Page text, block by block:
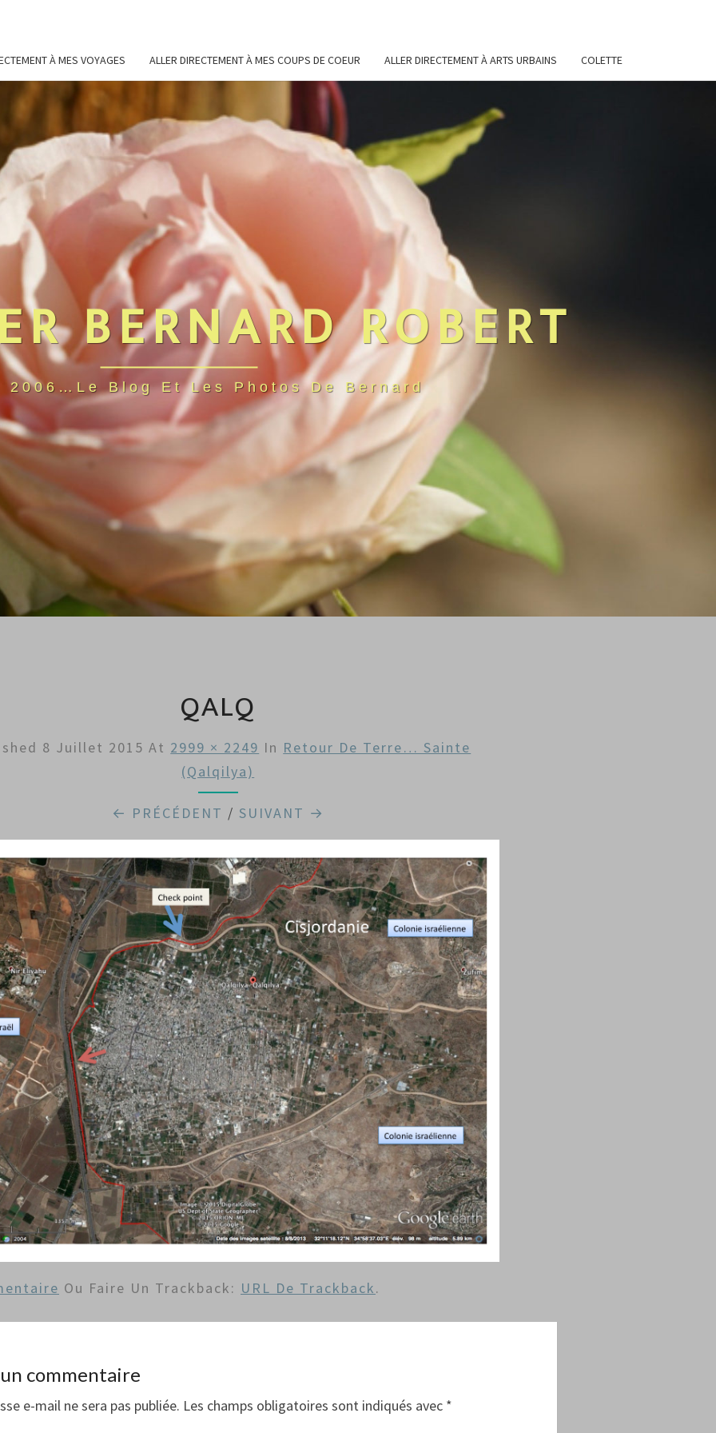
À MES VOYAGES ALLER DIRECTEMENT À MES COUPS DE COEUR ALLER DIRECTEMENT À ARTS URBAINS COLETTE
BERNARD ROBERT
2006…Le Blog Et Les Photos De Bernard
QALQ
8 Juillet 2015 At 2999 × 2249 In Retour De Terre… Sainte
(Qalqilya)
← PRÉCÉDENT / SUIVANT →
Ou Faire Un Trackback: URL De Trackback.
commentaire
e-mail ne sera pas publiée. Les champs obligatoires sont indiqués avec *